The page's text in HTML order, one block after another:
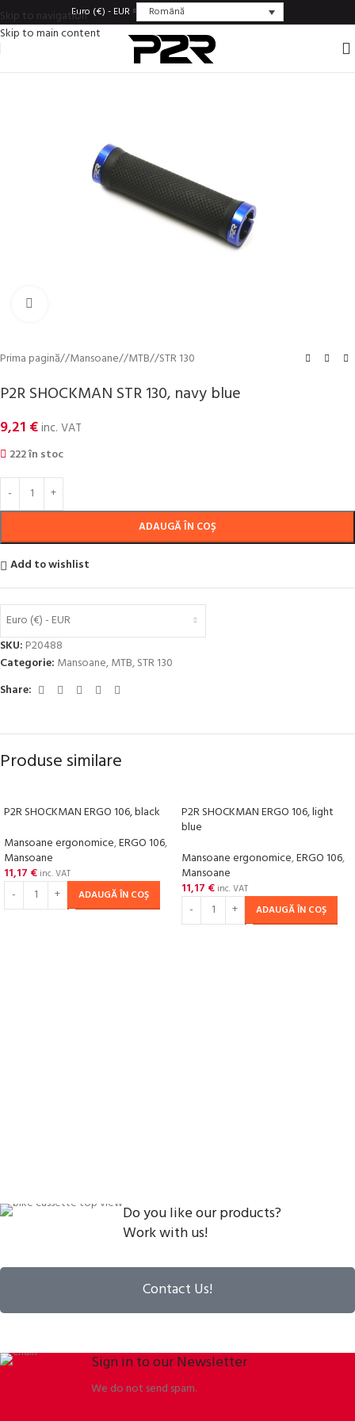
Skip to navigation
Skip to main content
Euro (€) - EUR Română
Prima pagină/ Mansoane/ MTB/ STR 130
P2R SHOCKMAN STR 130, navy blue
9,21 €inc. VAT
222 în stoc
ADAUGĂ ÎN COȘ
Add to wishlist
Euro (€) - EUR
SKU: P20488
Categorie: Mansoane,MTB,STR 130
Share:
Produse similare
P2R SHOCKMAN ERGO 106, black
Mansoane ergonomice,ERGO 106,
Mansoane
11,17 € inc. VAT
ADAUGĂ ÎN COȘ
P2R SHOCKMAN ERGO 106, light
blue
Mansoane ergonomice,ERGO 106,
Mansoane
11,17 € inc. VAT
ADAUGĂ ÎN COȘ
Do you like our products?
Work with us!
Contact Us!
Sign in to our Newsletter
We do not send spam.